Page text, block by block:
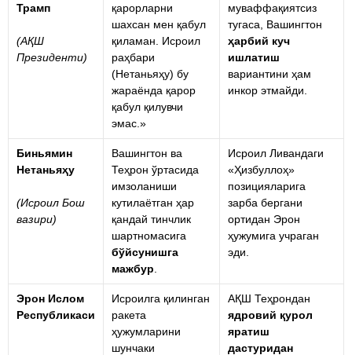
Трамп
(АҚШ
Президенти)
қарорларни
шахсан мен қабул
қиламан. Исроил
раҳбари
(Нетаньяҳу) бу
жараёнда қарор
қабул қилувчи
эмас.»
муваффақиятсиз
тугаса, Вашингтон
ҳарбий куч
ишлатиш
вариантини ҳам
инкор этмайди.
Биньямин
Нетаньяҳу
(Исроил Бош
вазири)
Вашингтон ва
Теҳрон ўртасида
имзоланиши
кутилаётган ҳар
қандай тинчлик
шартномасига
бўйсунишга
мажбур
Исроил Ливандаги
«Ҳизбуллоҳ»
позицияларига
зарба бергани
ортидан Эрон
ҳужумига учраган
эди.
Эрон Ислом
Республикаси
Исроилга қилинган
ракета
ҳужумларини
шунчаки
АҚШ Теҳрондан
ядровий қурол
яратиш
дастуридан